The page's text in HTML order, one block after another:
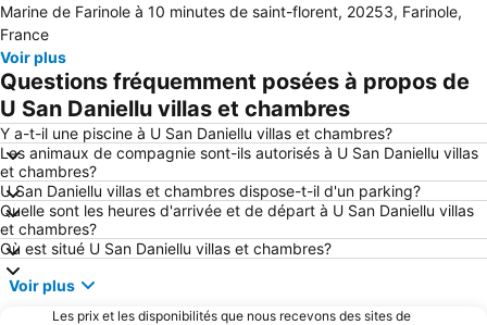
San Michele de Murato
Le Delta de l'Ostriconi
Festival du Cinéma Italien de Bastia
Marine de Farinole à 10 minutes de saint-florent, 20253, Farinole,
France
Voir plus
Questions fréquemment posées à propos de
U San Daniellu villas et chambres
Y a-t-il une piscine à U San Daniellu villas et chambres?
Les animaux de compagnie sont-ils autorisés à U San Daniellu villas
et chambres?
U San Daniellu villas et chambres dispose-t-il d'un parking?
Quelle sont les heures d'arrivée et de départ à U San Daniellu villas
et chambres?
Où est situé U San Daniellu villas et chambres?
Voir plus
Les prix et les disponibilités que nous recevons des sites de